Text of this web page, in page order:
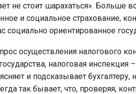
не стоит шарахаться». Больше
и социальное страхование,
социально ориентированное
осуществления налогового
налоговая инспекция
и подсказывает бухгалтеру,
так бывает, что, проверяя,